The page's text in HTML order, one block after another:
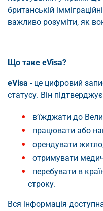
британській
важливо розуміти, як
Що таке eVisa?
eVisa - це цифровий
статусу. Він
в’їжджати до
працювати або
орендувати
отримувати
перебувати в
строку.
Вся інформація